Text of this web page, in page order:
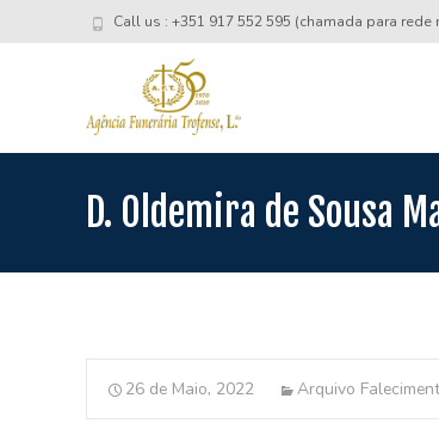
Call us : +351 917 552 595 (chamada para rede
D. Oldemira de Sousa
26 de Maio, 2022 Arquivo